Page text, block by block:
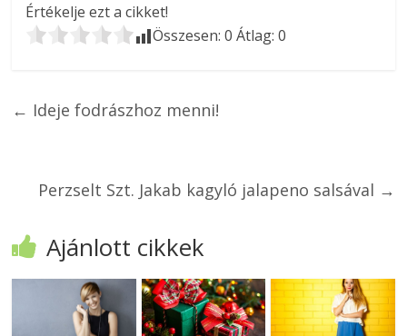
Értékelje ezt a cikket!
Összesen:0 Átlag:0
← Ideje fodrászhoz menni!
Perzselt Szt. Jakab kagyló jalapeno salsával →
Ajánlott cikkek